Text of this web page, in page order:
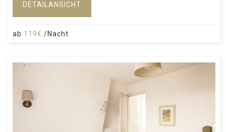
DETAILANSICHT
ab 119€ /Nacht